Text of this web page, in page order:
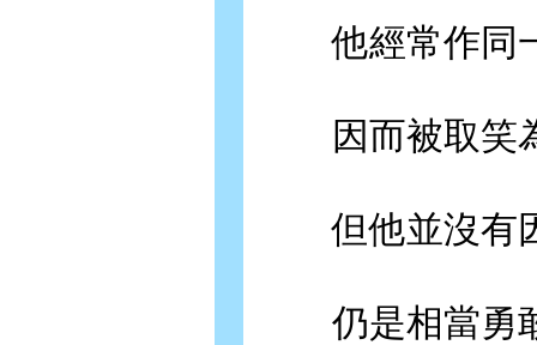
他經常作同一
因而被取笑
但他並沒有因
仍是相當勇敢